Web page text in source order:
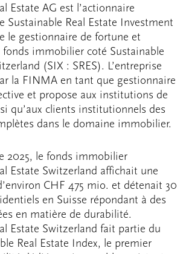
Estate AG est l’actionnaire
Sustainable Real Estate Investment
le gestionnaire de fortune et
immobilier coté Sustainable
(SIX : SRES). L’entreprise
la FINMA en tant que gestionnaire
et propose aux institutions de
qu’aux clients institutionnels des
dans le domaine immobilier.
2025, le fonds immobilier
Estate Switzerland affichait une
CHF 475 mio. et détenait 30
en Suisse répondant à des
en matière de durabilité.
Estate Switzerland fait partie du
Real Estate Index, le premier